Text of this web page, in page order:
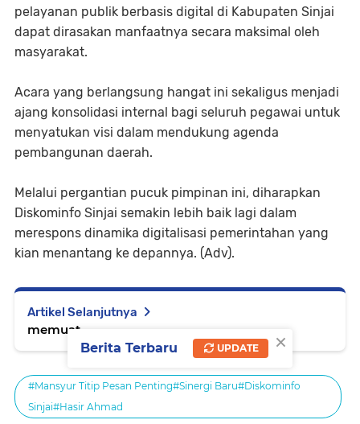
pelayanan publik berbasis digital di Kabupaten Sinjai
dapat dirasakan manfaatnya secara maksimal oleh
masyarakat.
​Acara yang berlangsung hangat ini sekaligus menjadi
ajang konsolidasi internal bagi seluruh pegawai untuk
menyatukan visi dalam mendukung agenda
pembangunan daerah.
Melalui pergantian pucuk pimpinan ini, diharapkan
Diskominfo Sinjai semakin lebih baik lagi dalam
merespons dinamika digitalisasi pemerintahan yang
kian menantang ke depannya. (Adv).
Artikel Selanjutnya
memuat...
#Mansyur Titip Pesan Penting#Sinergi Baru#Diskominfo
Sinjai#Hasir Ahmad
×
Berita Terbaru UPDATE